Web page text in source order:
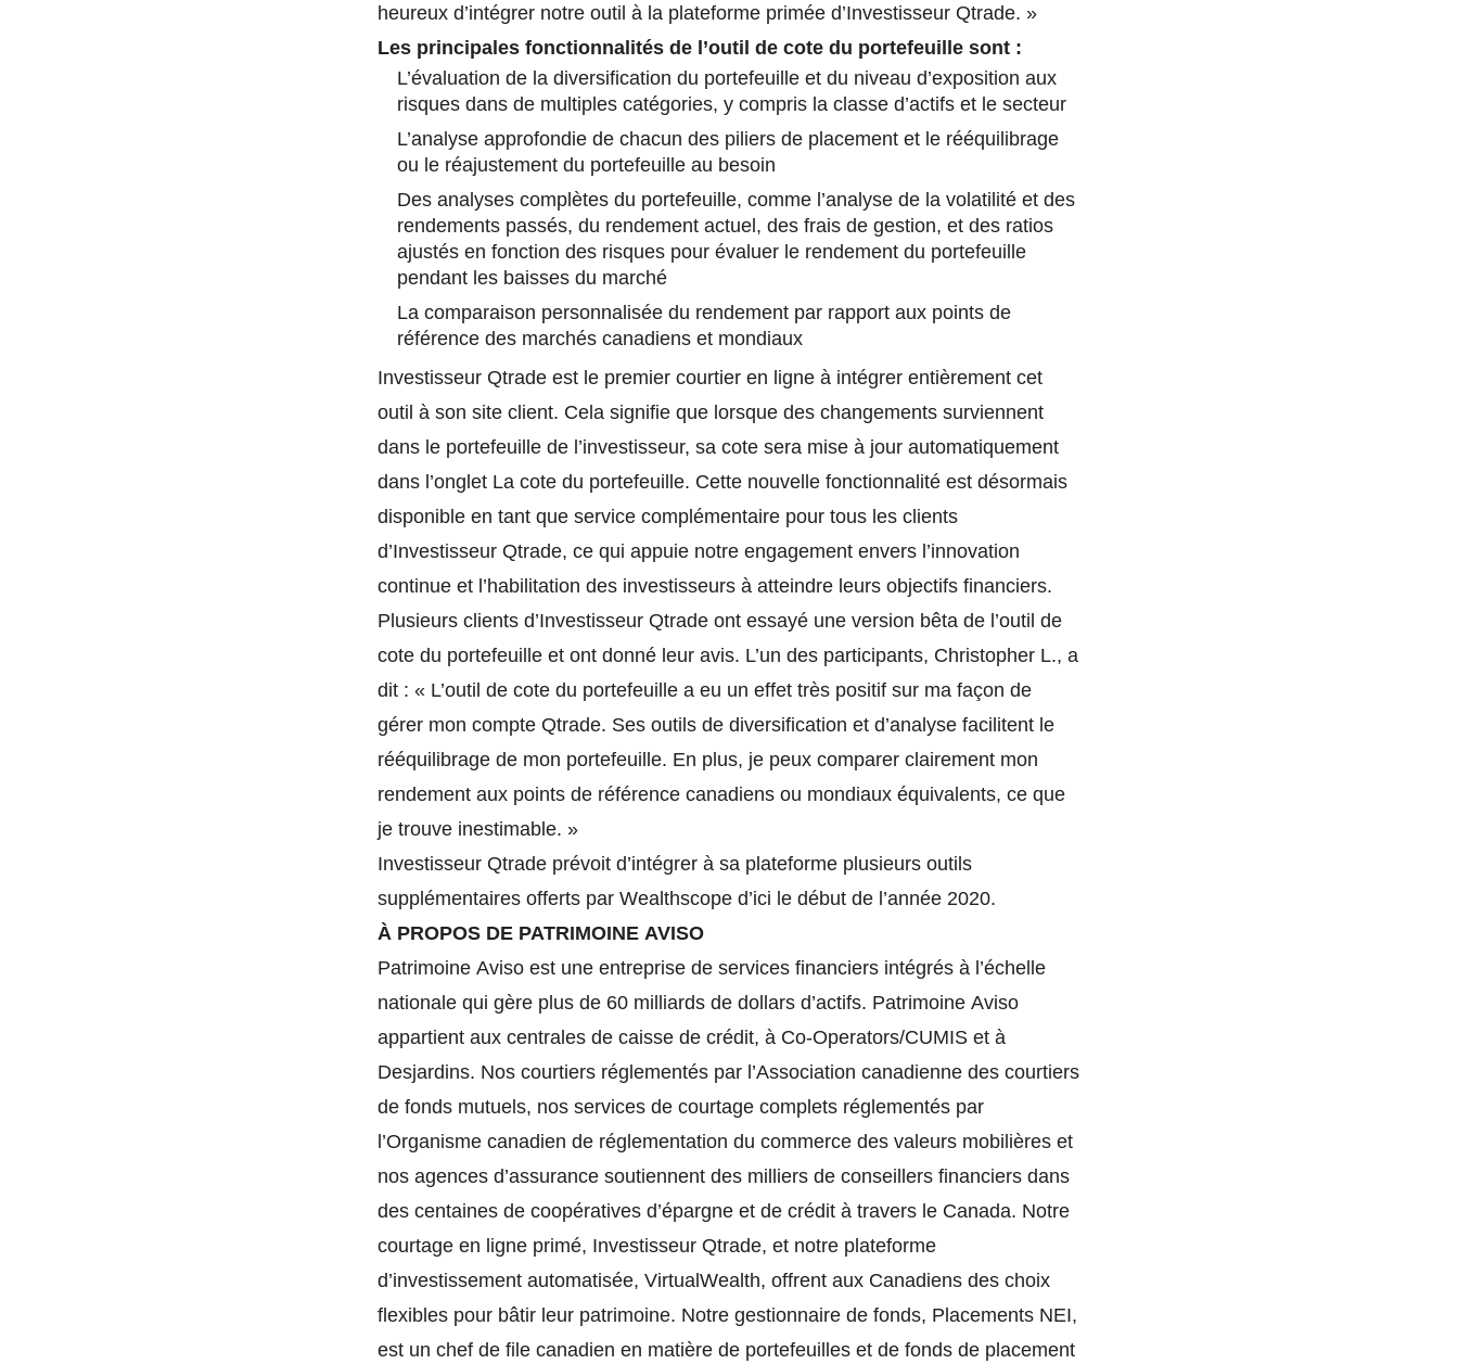
heureux d’intégrer notre outil à la plateforme primée d’Investisseur Qtrade. »
Les principales fonctionnalités de l’outil de cote du portefeuille sont :
L’évaluation de la diversification du portefeuille et du niveau d’exposition aux
risques dans de multiples catégories, y compris la classe d’actifs et le secteur
L’analyse approfondie de chacun des piliers de placement et le rééquilibrage
ou le réajustement du portefeuille au besoin
Des analyses complètes du portefeuille, comme l’analyse de la volatilité et des
rendements passés, du rendement actuel, des frais de gestion, et des ratios
ajustés en fonction des risques pour évaluer le rendement du portefeuille
pendant les baisses du marché
La comparaison personnalisée du rendement par rapport aux points de
référence des marchés canadiens et mondiaux
Investisseur Qtrade est le premier courtier en ligne à intégrer entièrement cet
outil à son site client. Cela signifie que lorsque des changements surviennent
dans le portefeuille de l’investisseur, sa cote sera mise à jour automatiquement
dans l’onglet La cote du portefeuille. Cette nouvelle fonctionnalité est désormais
disponible en tant que service complémentaire pour tous les clients
d’Investisseur Qtrade, ce qui appuie notre engagement envers l’innovation
continue et l’habilitation des investisseurs à atteindre leurs objectifs financiers.
Plusieurs clients d’Investisseur Qtrade ont essayé une version bêta de l’outil de
cote du portefeuille et ont donné leur avis. L’un des participants, Christopher L., a
dit : « L’outil de cote du portefeuille a eu un effet très positif sur ma façon de
gérer mon compte Qtrade. Ses outils de diversification et d’analyse facilitent le
rééquilibrage de mon portefeuille. En plus, je peux comparer clairement mon
rendement aux points de référence canadiens ou mondiaux équivalents, ce que
je trouve inestimable. »
Investisseur Qtrade prévoit d’intégrer à sa plateforme plusieurs outils
supplémentaires offerts par Wealthscope d’ici le début de l’année 2020.
À PROPOS DE PATRIMOINE AVISO
Patrimoine Aviso est une entreprise de services financiers intégrés à l’échelle
nationale qui gère plus de 60 milliards de dollars d’actifs. Patrimoine Aviso
appartient aux centrales de caisse de crédit, à Co-Operators/CUMIS et à
Desjardins. Nos courtiers réglementés par l’Association canadienne des courtiers
de fonds mutuels, nos services de courtage complets réglementés par
l’Organisme canadien de réglementation du commerce des valeurs mobilières et
nos agences d’assurance soutiennent des milliers de conseillers financiers dans
des centaines de coopératives d’épargne et de crédit à travers le Canada. Notre
courtage en ligne primé, Investisseur Qtrade, et notre plateforme
d’investissement automatisée, VirtualWealth, offrent aux Canadiens des choix
flexibles pour bâtir leur patrimoine. Notre gestionnaire de fonds, Placements NEI,
est un chef de file canadien en matière de portefeuilles et de fonds de placement